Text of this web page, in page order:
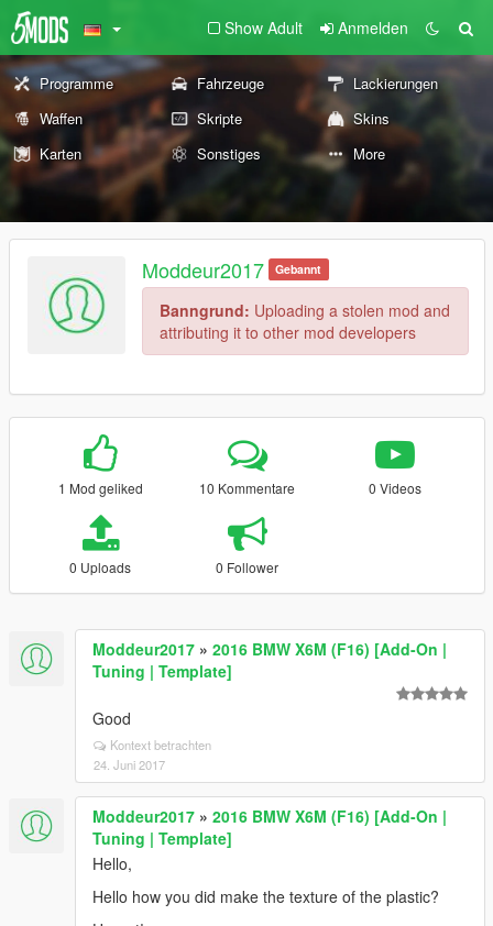
Show Adult Anmelden
Programme Fahrzeuge
Lackierungen
Waffen
Skripte
Skins
Karten
Sonstiges More
Moddeur2017 Gebannt
Banngrund: Uploading a stolen mod and
attributing it to other mod developers
1 Mod geliked 10 Kommentare 0 Videos
0 Uploads 0 Follower
Moddeur2017 » 2016 BMW X6M (F16) [Add-On |
Tuning | Template]
Good
Kontext betrachten
24. Juni 2017
Moddeur2017 » 2016 BMW X6M (F16) [Add-On |
Tuning | Template]
Hello,
Hello how you did make the texture of the plastic?